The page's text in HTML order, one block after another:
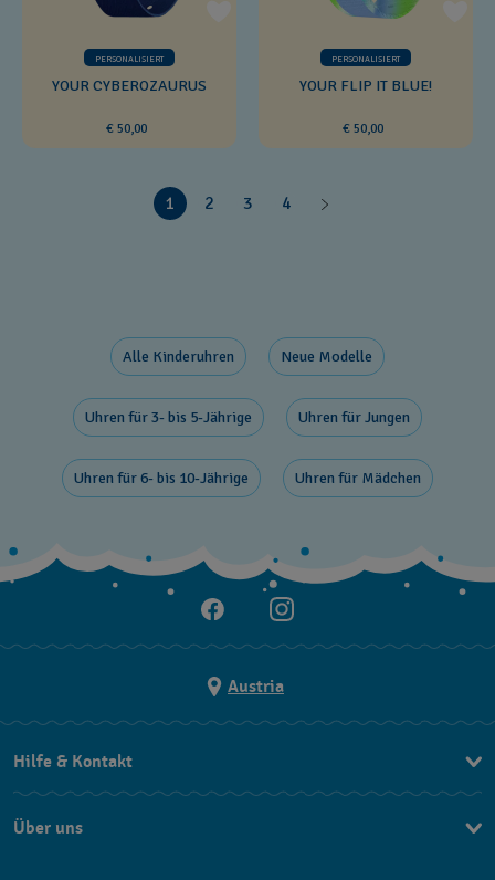
PERSONALISIERT
YOUR CYBEROZAURUS
€ 50,00
PERSONALISIERT
YOUR FLIP IT BLUE!
€ 50,00
1 2 3 4
Alle Kinderuhren Neue Modelle
Uhren für 3- bis 5-Jährige Uhren für Jungen
Uhren für 6- bis 10-Jährige Uhren für Mädchen
Austria
Hilfe & Kontakt
Kontakt
Über uns